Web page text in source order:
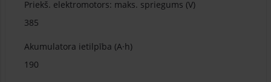
Priekš. elektromotors: maks. spriegums (V)
385
Akumulatora ietilpība (A·h)
190